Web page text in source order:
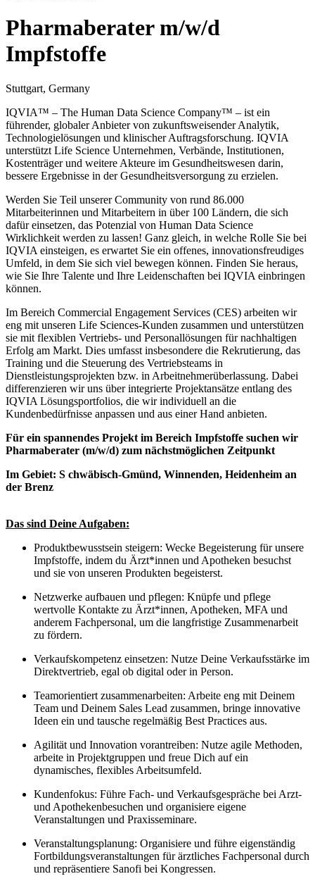
Pharmaberater m/w/d
Impfstoffe
Stuttgart, Germany
IQVIA™ – The Human Data Science Company™ – ist ein
führender, globaler Anbieter von zukunftsweisender Analytik,
Technologielösungen und klinischer Auftragsforschung. IQVIA
unterstützt Life Science Unternehmen, Verbände, Institutionen,
Kostenträger und weitere Akteure im Gesundheitswesen darin,
bessere Ergebnisse in der Gesundheitsversorgung zu erzielen.
Werden Sie Teil unserer Community von rund 86.000
Mitarbeiterinnen und Mitarbeitern in über 100 Ländern, die sich
dafür einsetzen, das Potenzial von Human Data Science
Wirklichkeit werden zu lassen! Ganz gleich, in welche Rolle Sie bei
IQVIA einsteigen, es erwartet Sie ein offenes, innovationsfreudiges
Umfeld, in dem Sie sich viel bewegen können. Finden Sie heraus,
wie Sie Ihre Talente und Ihre Leidenschaften bei IQVIA einbringen
können.
Im Bereich Commercial Engagement Services (CES) arbeiten wir
eng mit unseren Life Sciences-Kunden zusammen und unterstützen
sie mit flexiblen Vertriebs- und Personallösungen für nachhaltigen
Erfolg am Markt. Dies umfasst insbesondere die Rekrutierung, das
Training und die Steuerung des Vertriebsteams in
Dienstleistungsprojekten bzw. in Arbeitnehmerüberlassung. Dabei
differenzieren wir uns über integrierte Projektansätze entlang des
IQVIA Lösungsportfolios, die wir individuell an die
Kundenbedürfnisse anpassen und aus einer Hand anbieten.
Für ein spannendes Projekt im Bereich Impfstoffe suchen wir
Pharmaberater (m/w/d) zum nächstmöglichen Zeitpunkt
Im Gebiet: S chwäbisch-Gmünd, Winnenden, Heidenheim an
der Brenz
Das sind Deine Aufgaben:
Produktbewusstsein steigern: Wecke Begeisterung für unsere
Impfstoffe, indem du Ärzt*innen und Apotheken besuchst
und sie von unseren Produkten begeisterst.
Netzwerke aufbauen und pflegen: Knüpfe und pflege
wertvolle Kontakte zu Ärzt*innen, Apotheken, MFA und
anderem Fachpersonal, um die langfristige Zusammenarbeit
zu fördern.
Verkaufskompetenz einsetzen: Nutze Deine Verkaufsstärke im
Direktvertrieb, egal ob digital oder in Person.
Teamorientiert zusammenarbeiten: Arbeite eng mit Deinem
Team und Deinem Sales Lead zusammen, bringe innovative
Ideen ein und tausche regelmäßig Best Practices aus.
Agilität und Innovation vorantreiben: Nutze agile Methoden,
arbeite in Projektgruppen und freue Dich auf ein
dynamisches, flexibles Arbeitsumfeld.
Kundenfokus: Führe Fach- und Verkaufsgespräche bei Arzt-
und Apothekenbesuchen und organisiere eigene
Veranstaltungen und Praxisseminare.
Veranstaltungsplanung: Organisiere und führe eigenständig
Fortbildungsveranstaltungen für ärztliches Fachpersonal durch
und repräsentiere Sanofi bei Kongressen.